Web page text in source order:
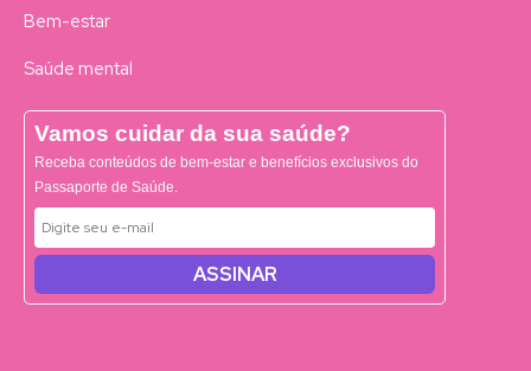
Bem-estar
Saúde mental
Vamos cuidar da sua saúde?
Receba conteúdos de bem-estar e benefícios exclusivos do
Passaporte de Saúde.
ASSINAR